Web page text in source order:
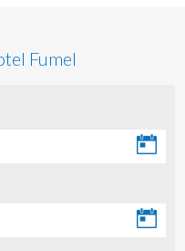
Fumel